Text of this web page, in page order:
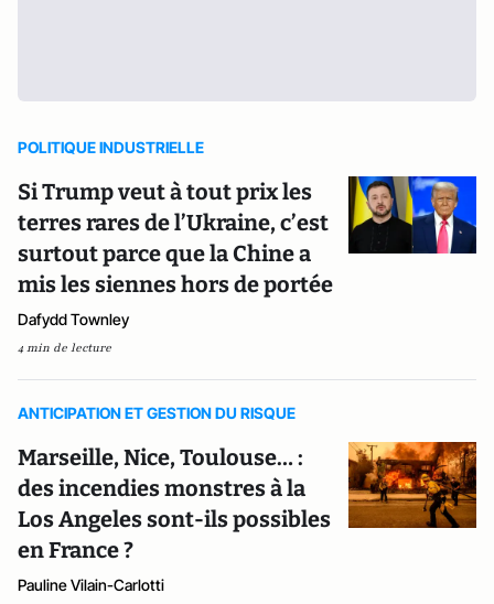
POLITIQUE INDUSTRIELLE
Si Trump veut à tout prix les
terres rares de l’Ukraine, c’est
surtout parce que la Chine a
mis les siennes hors de portée
Dafydd Townley
4 min de lecture
ANTICIPATION ET GESTION DU RISQUE
Marseille, Nice, Toulouse… :
des incendies monstres à la
Los Angeles sont-ils possibles
en France ?
Pauline Vilain-Carlotti